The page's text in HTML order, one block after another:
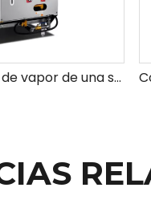
Mejor gabinete de vapor de una sola puerta ambiental de gas